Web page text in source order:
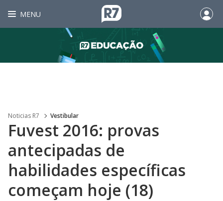
MENU
Noticias R7 Vestibular
Fuvest 2016: provas
antecipadas de
habilidades específicas
começam hoje (18)